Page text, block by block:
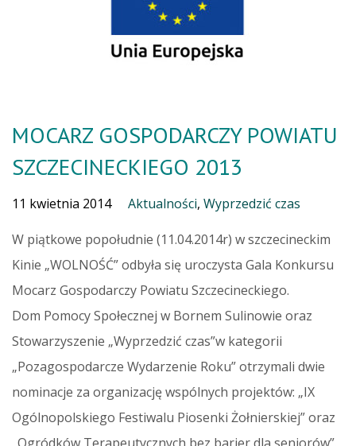
MOCARZ GOSPODARCZY POWIATU
SZCZECINECKIEGO 2013
11 kwietnia 2014 Aktualności, Wyprzedzić czas
W piątkowe popołudnie (11.04.2014r) w szczecineckim
Kinie „WOLNOŚĆ” odbyła się uroczysta Gala Konkursu
Mocarz Gospodarczy Powiatu Szczecineckiego.
Dom Pomocy Społecznej w Bornem Sulinowie oraz
Stowarzyszenie „Wyprzedzić czas”w kategorii
„Pozagospodarcze Wydarzenie Roku” otrzymali dwie
nominacje za organizację wspólnych projektów: „IX
Ogólnopolskiego Festiwalu Piosenki Żołnierskiej” oraz